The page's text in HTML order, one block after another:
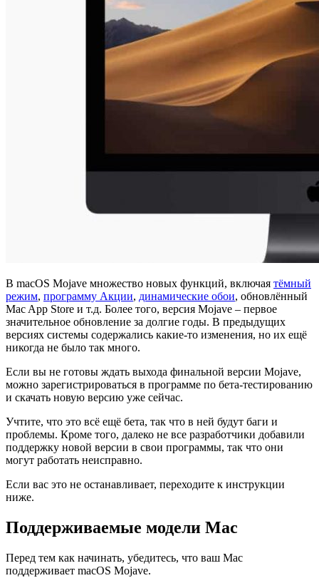
В macOS Mojave множество новых функций, включая тёмный
режим, программу Акции, динамические обои, обновлённый
Mac App Store и т.д. Более того, версия Mojave – первое
значительное обновление за долгие годы. В предыдущих
версиях системы содержались какие-то изменения, но их ещё
никогда не было так много.
Если вы не готовы ждать выхода финальной версии Mojave,
можно зарегистрироваться в программе по бета-тестированию
и скачать новую версию уже сейчас.
Учтите, что это всё ещё бета, так что в ней будут баги и
проблемы. Кроме того, далеко не все разработчики добавили
поддержку новой версии в свои программы, так что они
могут работать неисправно.
Если вас это не останавливает, переходите к инструкции
ниже.
Поддерживаемые модели Mac
Перед тем как начинать, убедитесь, что ваш Mac
поддерживает macOS Mojave.